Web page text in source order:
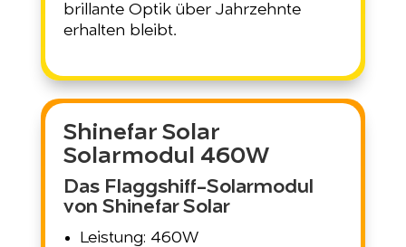
brillante Optik über Jahrzehnte
erhalten bleibt.
Shinefar Solar
Solarmodul 460W
Das Flaggshiff-Solarmodul
von Shinefar Solar
Leistung: 460W